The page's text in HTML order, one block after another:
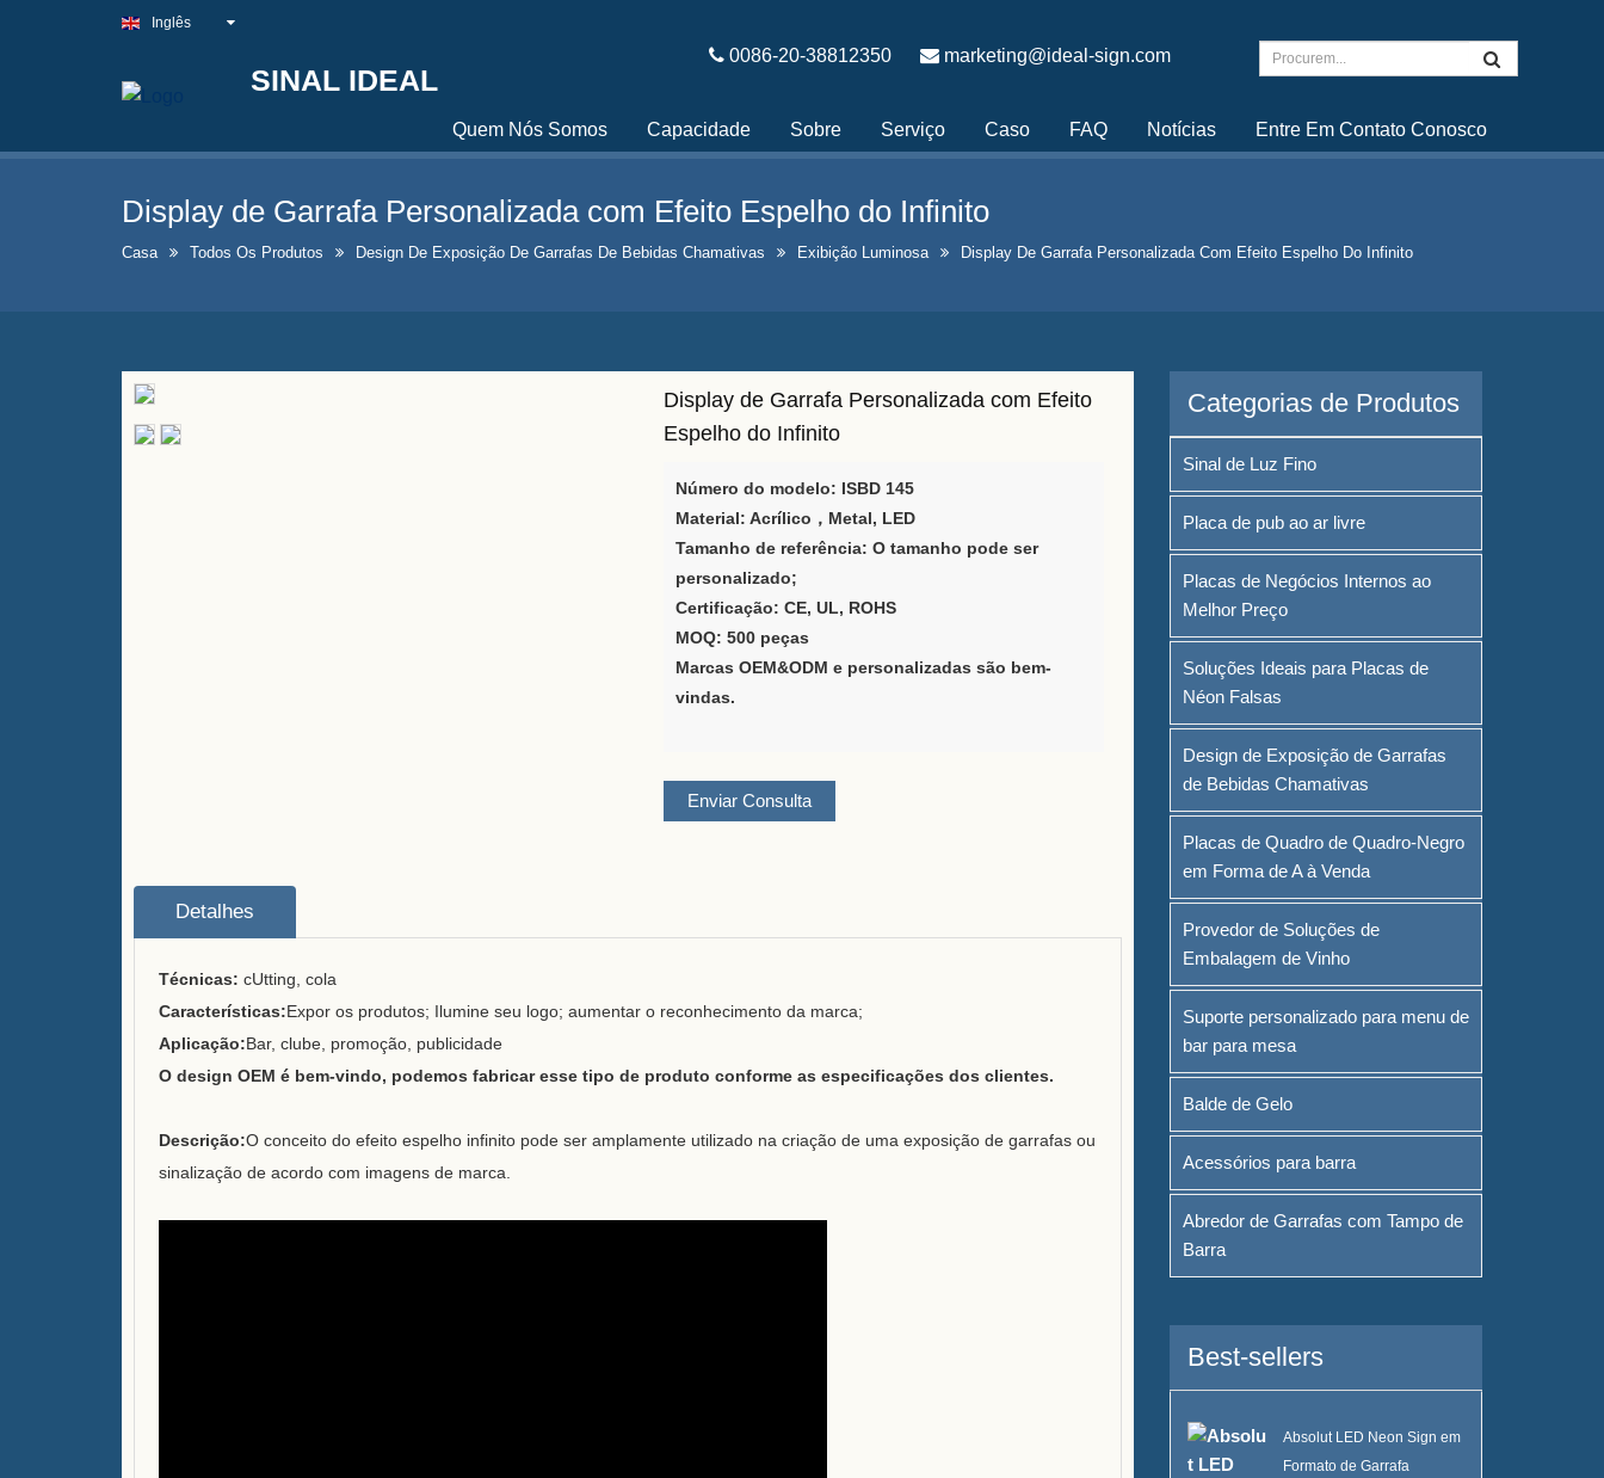
Inglês
SINAL IDEAL
0086-20-38812350 marketing@ideal-sign.com
Quem Nós Somos Capacidade Sobre Serviço Caso FAQ Notícias Entre Em Contato Conosco
Display de Garrafa Personalizada com Efeito Espelho do Infinito
Casa Todos Os Produtos Design De Exposição De Garrafas De Bebidas Chamativas Exibição Luminosa Display De Garrafa Personalizada Com Efeito Espelho Do Infinito
Display de Garrafa Personalizada com Efeito
Espelho do Infinito
Número do modelo: ISBD 145
Material: Acrílico ， Metal, LED
Tamanho de referência: O tamanho pode ser
personalizado;
Certificação: CE, UL, ROHS
MOQ: 500 peças
Marcas OEM&ODM e personalizadas são bem-
vindas.
Enviar Consulta
Detalhes
Técnicas: cUtting, cola
Características:Expor os produtos; Ilumine seu logo; aumentar o reconhecimento da marca;
Aplicação:Bar, clube, promoção, publicidade
O design OEM é bem-vindo, podemos fabricar esse tipo de produto conforme as especificações dos clientes.
Descrição:O conceito do efeito espelho infinito pode ser amplamente utilizado na criação de uma exposição de garrafas ou
sinalização de acordo com imagens de marca.
Categorias de Produtos
Sinal de Luz Fino
Placa de pub ao ar livre
Placas de Negócios Internos ao
Melhor Preço
Soluções Ideais para Placas de
Néon Falsas
Design de Exposição de Garrafas
de Bebidas Chamativas
Placas de Quadro de Quadro-Negro
em Forma de A à Venda
Provedor de Soluções de
Embalagem de Vinho
Suporte personalizado para menu de
bar para mesa
Balde de Gelo
Acessórios para barra
Abredor de Garrafas com Tampo de
Barra
Best-sellers
Absolut LED Neon Sign em
Formato de Garrafa